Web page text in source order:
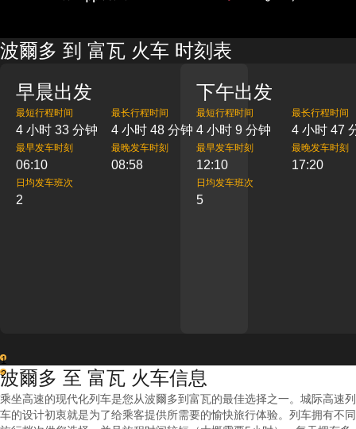
波爾多 到 富瓦 火车 时刻表
早晨出发
最短行程时间
4 小时 33 分钟
最长行程时间
4 小时 48 分钟
最早发车时刻
06:10
最晚发车时刻
08:58
日均发车班次
2
下午出发
最短行程时间
4 小时 9 分钟
最长行程时间
4 小时 47
最早发车时刻
12:10
最晚发车时刻
17:20
日均发车班次
5
1
2
波爾多 至 富瓦 火车信息
乘坐高速的现代化列车是您从波爾多到富瓦的最佳选择之一。城际高速列
车的设计初衷就是为了给乘客提供所需要的愉快旅行体验。列车拥有不同